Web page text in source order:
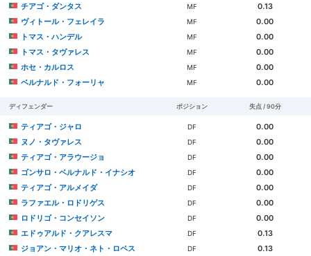
チアゴ・ダンタス
MF
0.13
ヴィトール・フェレイラ
MF
0.00
トマス・ハンデル
MF
0.00
トマス・タヴァレス
MF
0.00
ホセ・カルロス
MF
0.00
ベルナルド・フォーリャ
MF 0.00
ディフェンダー ポジション 失点 / 90分
ティアゴ・ジャロ DF
0.00
ヌノ・タヴァレス
DF
0.00
ティアゴ・アラウージョ
DF
0.00
ゴンサロ・ベルナルド・イナシオ
DF
0.00
ティアゴ・アルメイダ
DF
0.00
ラファエル・ロドリゲス
DF
0.00
ロドリゴ・コンセイソン
DF
0.00
エドゥアルド・クアレスマ
DF
0.13
ジョアン・マリオ・ネト・ロペス
DF
0.13